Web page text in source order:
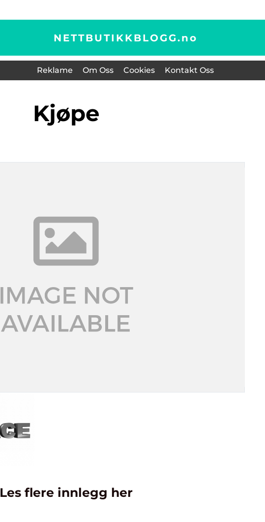
NETTBUTIKKBLOGG.no
Reklame Om Oss Cookies Kontakt Oss
kjøpe
Les flere innlegg her